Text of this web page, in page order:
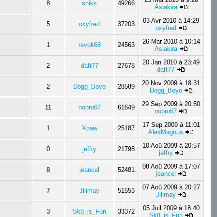
8 sniks 49266
Asiakira
5 oxyfred 37203
03 Avr 2010 à 14:29
oxyfred
1 revolt68 24563
26 Mar 2010 à 10:14
Asiakira
2 daft77 27678
20 Jan 2010 à 23:49
daft77
2 Dogg_Boyo 28589
20 Nov 2009 à 18:31
Dogg_Boyo
11 nopro67 61649
29 Sep 2009 à 20:50
nopro67
1 Xpaw 25187
17 Sep 2009 à 11:01
AlexMagnus
0 jeffry 21798
10 Aoû 2009 à 20:57
jeffry
8 jeancel 52481
08 Aoû 2009 à 17:07
jeancel
7 Jilimay 51553
07 Aoû 2009 à 20:27
Jilimay
3 Sk8_is_Fun 33372
05 Juil 2009 à 18:40
Sk8_is_Fun